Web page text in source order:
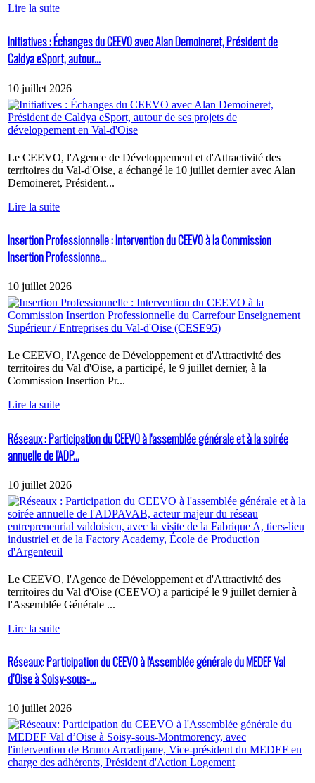
Lire la suite
Initiatives : Échanges du CEEVO avec Alan Demoineret, Président de
Caldya eSport, autour...
10 juillet 2026
Le CEEVO, l'Agence de Développement et d'Attractivité des
territoires du Val-d'Oise, a échangé le 10 juillet dernier avec Alan
Demoineret, Président...
Lire la suite
Insertion Professionnelle : Intervention du CEEVO à la Commission
Insertion Professionne...
10 juillet 2026
Le CEEVO, l'Agence de Développement et d'Attractivité des
territoires du Val d'Oise, a participé, le 9 juillet dernier, à la
Commission Insertion Pr...
Lire la suite
Réseaux : Participation du CEEVO à l'assemblée générale et à la soirée
annuelle de l'ADP...
10 juillet 2026
Le CEEVO, l'Agence de Développement et d'Attractivité des
territoires du Val d'Oise (CEEVO) a participé le 9 juillet dernier à
l'Assemblée Générale ...
Lire la suite
Réseaux: Participation du CEEVO à l'Assemblée générale du MEDEF Val
d’Oise à Soisy-sous-...
10 juillet 2026